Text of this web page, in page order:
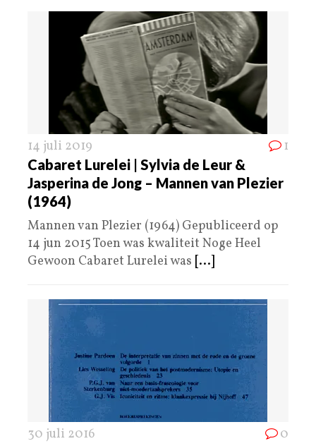
14 juli 2019 1
Cabaret Lurelei | Sylvia de Leur &
Jasperina de Jong – Mannen van Plezier
(1964)
Mannen van Plezier (1964) Gepubliceerd op
14 jun 2015 Toen was kwaliteit Noge Heel
Gewoon Cabaret Lurelei was [...]
30 juli 2016 0